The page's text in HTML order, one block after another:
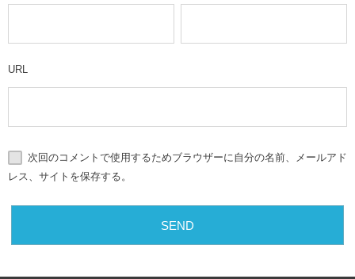
URL
次回のコメントで使用するためブラウザーに自分の名前、メールアド
レス、サイトを保存する。